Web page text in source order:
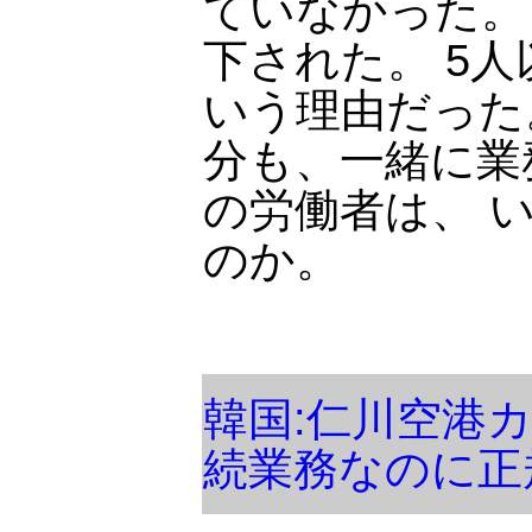
ていなかった
下された。 5
いう理由だっ
分も、一緒に
の労働者は、
のか。
韓国:仁川空港
続業務なのに